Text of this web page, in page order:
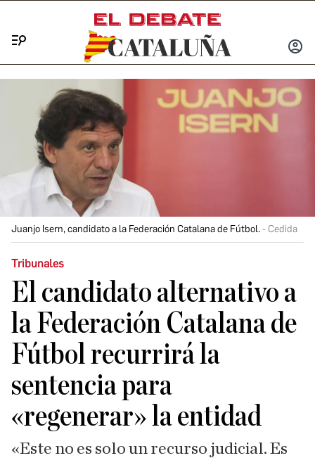
INICIAR
Juanjo Isern, candidato a la Federación Catalana de Fútbol. Cedida
Tribunales
El candidato alternativo a
la Federación Catalana de
Fútbol recurrirá la
sentencia para
«regenerar» la entidad
«Este no es solo un recurso judicial. Es